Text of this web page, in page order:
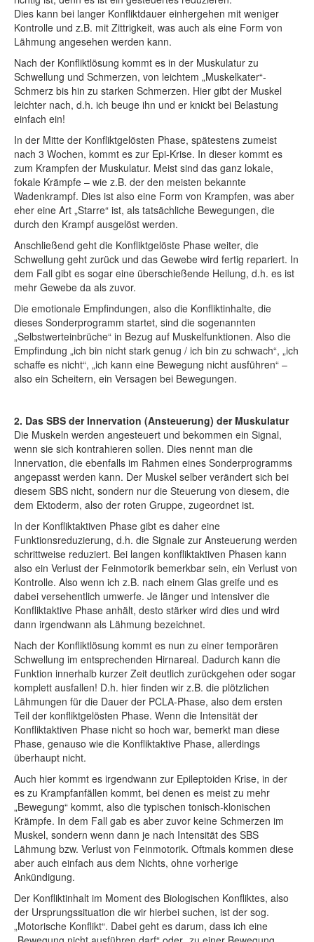
Dies kann bei langer Konfliktdauer einhergehen mit weniger
Kontrolle und z.B. mit Zittrigkeit, was auch als eine Form von
Lähmung angesehen werden kann.
Nach der Konfliktlösung kommt es in der Muskulatur zu
Schwellung und Schmerzen, von leichtem „Muskelkater“-
Schmerz bis hin zu starken Schmerzen. Hier gibt der Muskel
leichter nach, d.h. ich beuge ihn und er knickt bei Belastung
einfach ein!
In der Mitte der Konfliktgelösten Phase, spätestens zumeist
nach 3 Wochen, kommt es zur Epi-Krise. In dieser kommt es
zum Krampfen der Muskulatur. Meist sind das ganz lokale,
fokale Krämpfe – wie z.B. der den meisten bekannte
Wadenkrampf. Dies ist also eine Form von Krampfen, was aber
eher eine Art „Starre“ ist, als tatsächliche Bewegungen, die
durch den Krampf ausgelöst werden.
Anschließend geht die Konfliktgelöste Phase weiter, die
Schwellung geht zurück und das Gewebe wird fertig repariert. In
dem Fall gibt es sogar eine überschießende Heilung, d.h. es ist
mehr Gewebe da als zuvor.
Die emotionale Empfindungen, also die Konfliktinhalte, die
dieses Sonderprogramm startet, sind die sogenannten
„Selbstwerteinbrüche“ in Bezug auf Muskelfunktionen. Also die
Empfindung „ich bin nicht stark genug / ich bin zu schwach“, „ich
schaffe es nicht“, „ich kann eine Bewegung nicht ausführen“ –
also ein Scheitern, ein Versagen bei Bewegungen.
2. Das SBS der Innervation (Ansteuerung) der Muskulatur
Die Muskeln werden angesteuert und bekommen ein Signal,
wenn sie sich kontrahieren sollen. Dies nennt man die
Innervation, die ebenfalls im Rahmen eines Sonderprogramms
angepasst werden kann. Der Muskel selber verändert sich bei
diesem SBS nicht, sondern nur die Steuerung von diesem, die
dem Ektoderm, also der roten Gruppe, zugeordnet ist.
In der Konfliktaktiven Phase gibt es daher eine
Funktionsreduzierung, d.h. die Signale zur Ansteuerung werden
schrittweise reduziert. Bei langen konfliktaktiven Phasen kann
also ein Verlust der Feinmotorik bemerkbar sein, ein Verlust von
Kontrolle. Also wenn ich z.B. nach einem Glas greife und es
dabei versehentlich umwerfe. Je länger und intensiver die
Konfliktaktive Phase anhält, desto stärker wird dies und wird
dann irgendwann als Lähmung bezeichnet.
Nach der Konfliktlösung kommt es nun zu einer temporären
Schwellung im entsprechenden Hirnareal. Dadurch kann die
Funktion innerhalb kurzer Zeit deutlich zurückgehen oder sogar
komplett ausfallen! D.h. hier finden wir z.B. die plötzlichen
Lähmungen für die Dauer der PCLA-Phase, also dem ersten
Teil der konfliktgelösten Phase. Wenn die Intensität der
Konfliktaktiven Phase nicht so hoch war, bemerkt man diese
Phase, genauso wie die Konfliktaktive Phase, allerdings
überhaupt nicht.
Auch hier kommt es irgendwann zur Epileptoiden Krise, in der
es zu Krampfanfällen kommt, bei denen es meist zu mehr
„Bewegung“ kommt, also die typischen tonisch-klonischen
Krämpfe. In dem Fall gab es aber zuvor keine Schmerzen im
Muskel, sondern wenn dann je nach Intensität des SBS
Lähmung bzw. Verlust von Feinmotorik. Oftmals kommen diese
aber auch einfach aus dem Nichts, ohne vorherige
Ankündigung.
Der Konfliktinhalt im Moment des Biologischen Konfliktes, also
der Ursprungssituation die wir hierbei suchen, ist der sog.
„Motorische Konflikt“. Dabei geht es darum, dass ich eine